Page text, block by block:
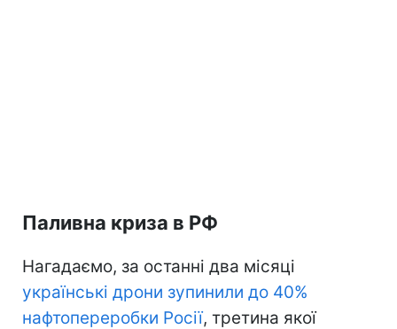
Паливна криза в РФ
Нагадаємо, за останні два місяці
українські дрони зупинили до 40%
нафтопереробки Росії, третина якої